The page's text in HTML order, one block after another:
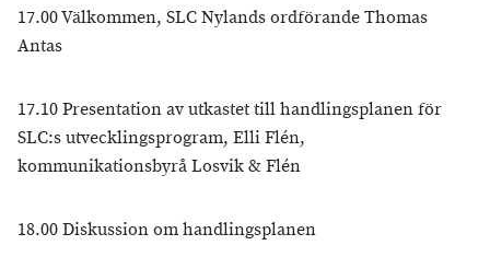
17.00 Välkommen, SLC Nylands ordförande Thomas
Antas
17.10 Presentation av utkastet till handlingsplanen för
SLC:s utvecklingsprogram, Elli Flén,
kommunikationsbyrå Losvik & Flén
18.00 Diskussion om handlingsplanen